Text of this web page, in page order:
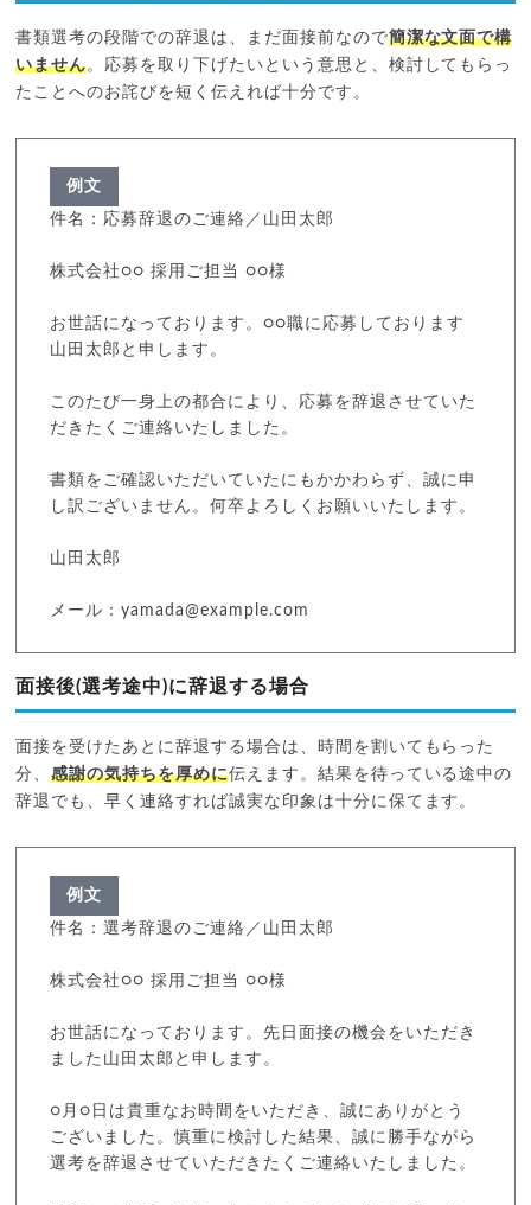
書類選考の段階での辞退は、まだ面接前なので簡潔な文面で構
いません。応募を取り下げたいという意思と、検討してもらっ
たことへのお詫びを短く伝えれば十分です。
例文
件名：応募辞退のご連絡／山田太郎
株式会社○○ 採用ご担当 ○○様
お世話になっております。○○職に応募しております
山田太郎と申します。
このたび一身上の都合により、応募を辞退させていた
だきたくご連絡いたしました。
書類をご確認いただいていたにもかかわらず、誠に申
し訳ございません。何卒よろしくお願いいたします。
山田太郎
メール：yamada@example.com
面接後(選考途中)に辞退する場合
面接を受けたあとに辞退する場合は、時間を割いてもらった
分、感謝の気持ちを厚めに伝えます。結果を待っている途中の
辞退でも、早く連絡すれば誠実な印象は十分に保てます。
例文
件名：選考辞退のご連絡／山田太郎
株式会社○○ 採用ご担当 ○○様
お世話になっております。先日面接の機会をいただき
ました山田太郎と申します。
○月○日は貴重なお時間をいただき、誠にありがとう
ございました。慎重に検討した結果、誠に勝手ながら
選考を辞退させていただきたくご連絡いたしました。